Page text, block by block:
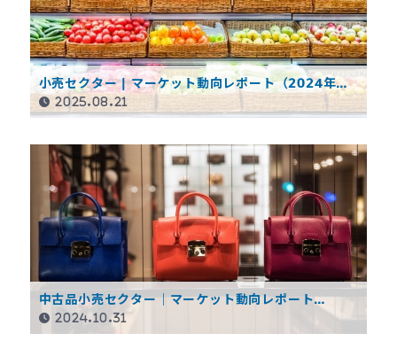
小売セクター | マーケット動向レポート（2024年度
決算概要）
2025.08.21
中古品小売セクター｜マーケット動向レポート
（2024年第1四半期）
2024.10.31